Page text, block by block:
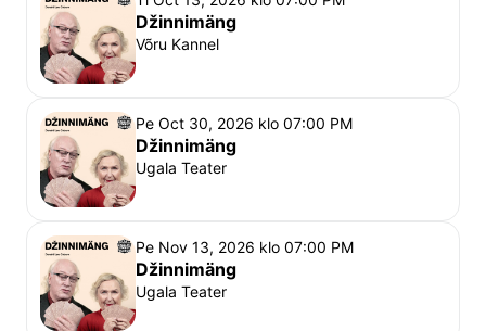
Džinnimäng
Võru Kannel
Pe Oct 30, 2026 klo 07:00 PM
Džinnimäng
Ugala Teater
Pe Nov 13, 2026 klo 07:00 PM
Džinnimäng
Ugala Teater